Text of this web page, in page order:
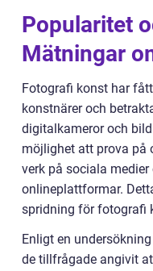
Popularitet
Mätningar
Fotografi konst har
konstnärer och
digitalkameror och
möjlighet att prova på
verk på sociala
onlineplattformar.
spridning för fotografi
Enligt en
de tillfrågade angivit